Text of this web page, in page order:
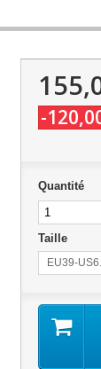
-
Quantité
Taille
EU39-